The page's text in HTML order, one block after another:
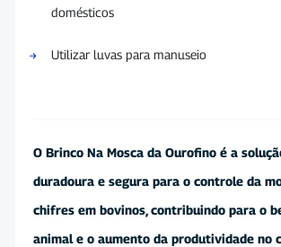
domésticos
Utilizar luvas para manuseio
O Brinco Na Mosca da Ourofino é a
duradoura e segura para o controle da
chifres em bovinos, contribuindo para o
animal e o aumento da produtividade no